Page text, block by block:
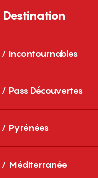
Destination
Incontournables
Pass Découvertes
Pyrénées
Méditerranée
Saint-André